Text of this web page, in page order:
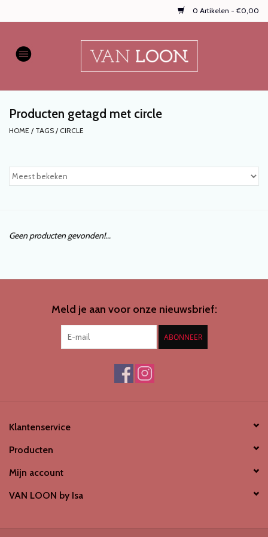
0 Artikelen - €0,00
Home
AUTOPARFUMS
WASPARFUMS
Producten getagd met circle
HOME / TAGS / CIRCLE
Geen producten gevonden!...
Meld je aan voor onze nieuwsbrief:
ABONNEER
Klantenservice
Producten
Mijn account
VAN LOON by Isa